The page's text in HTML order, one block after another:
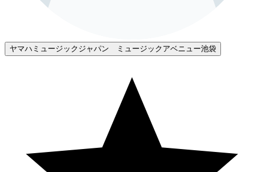
ヤマハミュージックジャパン ミュージックアベニュー池袋